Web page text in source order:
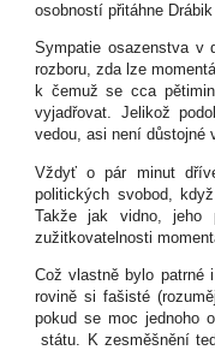
osobností přitáhne
Sympatie osazenstva v
rozboru, zda lze
k čemuž se cca
vyjadřovat. Jelikož
vedou, asi není důstojné
Vždyť o pár minut
politických svobod,
Takže jak vidno, jeho
zužitkovatelnosti
Což vlastně bylo patrné
rovině si fašisté
pokud se moc jednoho
státu. K zesměšnění